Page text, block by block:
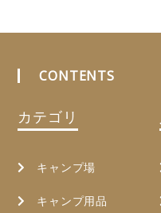
CONTENTS
カテゴリ
キャンプ場
キャンプ用品